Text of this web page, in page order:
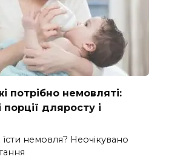
потрібно немовляті:
порції дляросту і
їсти немовля? Неочікувано